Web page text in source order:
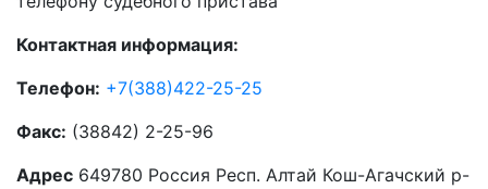
Контактная информация:
Телефон: +7(388)422-25-25
Факс: (38842) 2-25-96
Адрес 649780 Россия Респ. Алтай Кош-Агачский р-